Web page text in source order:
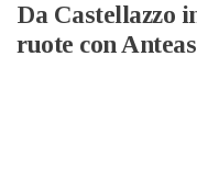
Da Castellazzo
ruote con Anteas